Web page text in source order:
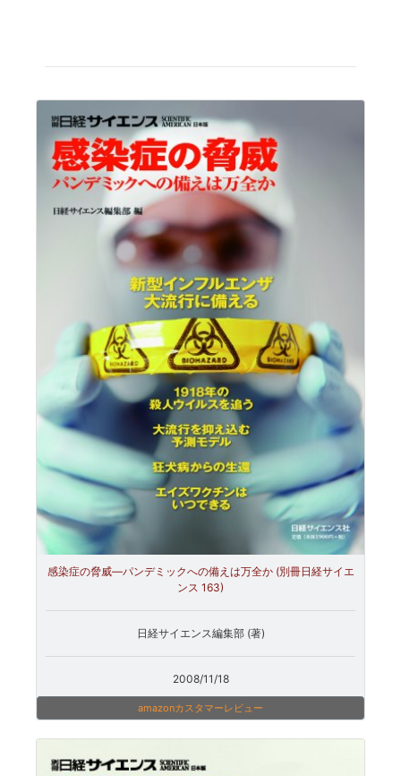
感染症の脅威―パンデミックへの備えは万全か (別冊日経サイエ
ンス 163)
日経サイエンス編集部 (著)
2008/11/18
amazonカスタマーレビュー